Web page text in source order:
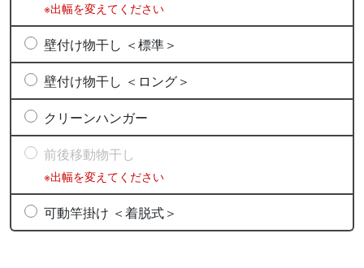
※出幅を変えてください
壁付け物干し ＜標準＞
壁付け物干し ＜ロング＞
クリーンハンガー
前後移動物干し
※出幅を変えてください
可動竿掛け ＜着脱式＞